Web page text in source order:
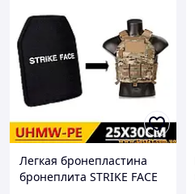
Легкая бронепластина
бронеплита STRIKE FACE